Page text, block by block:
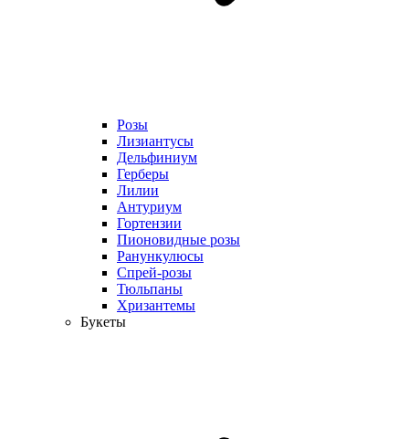
Розы
Лизиантусы
Дельфиниум
Герберы
Лилии
Антуриум
Гортензии
Пионовидные розы
Ранункулюсы
Спрей-розы
Тюльпаны
Хризантемы
Букеты